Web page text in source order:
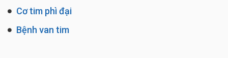
Cơ tim phì đại
Bệnh van tim